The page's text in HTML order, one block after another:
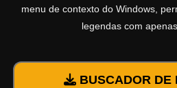
menu de contexto do Windows,
legendas com
BUSCADOR DE